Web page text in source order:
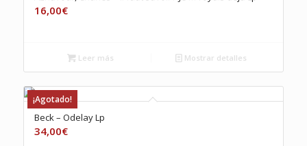
16,00€
Leer más Mostrar detalles
¡Agotado!
Beck – Odelay Lp
34,00€